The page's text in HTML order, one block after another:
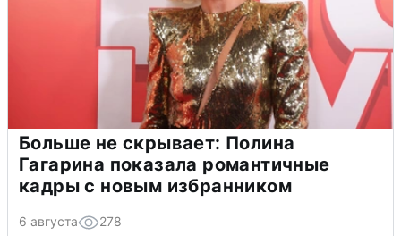
Больше не скрывает: Полина
Гагарина показала романтичные
кадры с новым избранником
6 августа 278